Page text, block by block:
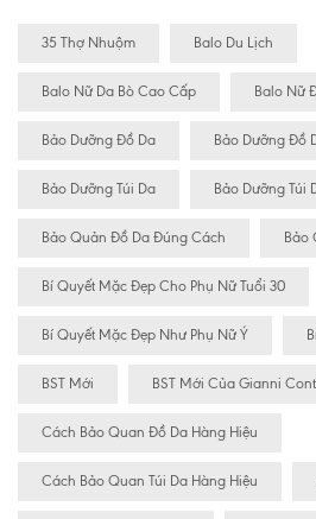
35 Thợ Nhuộm Balo Du Lịch
Balo Nữ Da Bò Cao Cấp Balo Nữ
Bảo Dưỡng Đồ Da Bảo Dưỡng Đồ
Bảo Dưỡng Túi Da Bảo Dưỡng Túi
Bảo Quản Đồ Da Đúng Cách Bảo
Bí Quyết Mặc Đẹp Cho Phụ Nữ Tuổi 30
Bí Quyết Mặc Đẹp Như Phụ Nữ Ý
BST Mới BST Mới Của Gianni
Cách Bảo Quan Đồ Da Hàng Hiệu
Cách Bảo Quan Túi Da Hàng Hiệu